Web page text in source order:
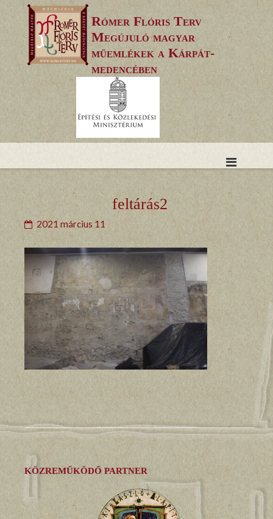
to
content
Rómer Flóris Terv
Megújuló magyar
műemlékek a Kárpát-
medencében
feltárás2
2021 március 11
KÖZREMŰKÖDŐ PARTNER